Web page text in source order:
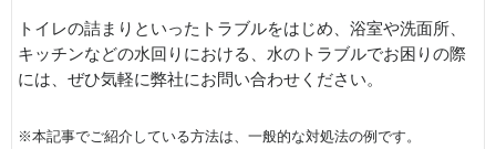
トイレの詰まりといったトラブルをはじめ、浴室や洗面所、
キッチンなどの水回りにおける、水のトラブルでお困りの際
には、ぜひ気軽に弊社にお問い合わせください。
※本記事でご紹介している方法は、一般的な対処法の例です。